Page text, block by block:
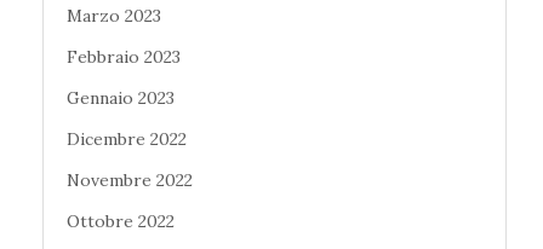
Marzo 2023
Febbraio 2023
Gennaio 2023
Dicembre 2022
Novembre 2022
Ottobre 2022